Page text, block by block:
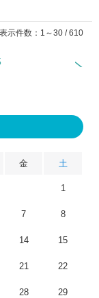
表示件数：1～30 / 610
金 土
1
7 8
14 15
21 22
28 29